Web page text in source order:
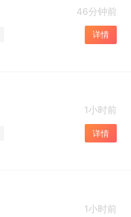
46分钟前
详情
1小时前
详情
1小时前